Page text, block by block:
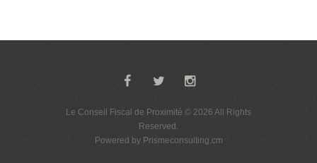
Le Conseil Fiscal de Proximité © 2026 All Rights
Reserved.
Powered by Prismeconsulting.cm